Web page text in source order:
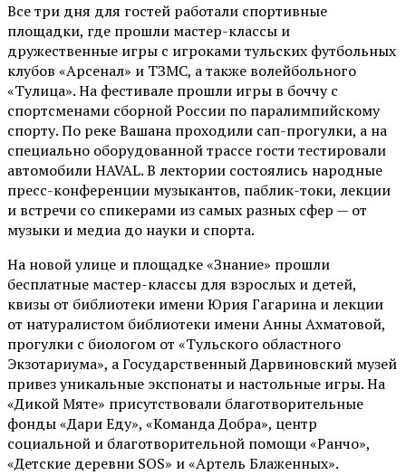
Все три дня для гостей работали спортивные
площадки, где прошли мастер-классы и
дружественные игры с игроками тульских футбольных
клубов «Арсенал» и ТЗМС, а также волейбольного
«Тулица». На фестивале прошли игры в боччу с
спортсменами сборной России по паралимпийскому
спорту. По реке Вашана проходили сап-прогулки, а на
специально оборудованной трассе гости тестировали
автомобили HAVAL. В лектории состоялись народные
пресс-конференции музыкантов, паблик-токи, лекции
и встречи со спикерами из самых разных сфер — от
музыки и медиа до науки и спорта.
На новой улице и площадке «Знание» прошли
бесплатные мастер-классы для взрослых и детей,
квизы от библиотеки имени Юрия Гагарина и лекции
от натуралистом библиотеки имени Анны Ахматовой,
прогулки с биологом от «Тульского областного
Экзотариума», а Государственный Дарвиновский музей
привез уникальные экспонаты и настольные игры. На
«Дикой Мяте» присутствовали благотворительные
фонды «Дари Еду», «Команда Добра», центр
социальной и благотворительной помощи «Ранчо»,
«Детские деревни SOS» и «Артель Блаженных».